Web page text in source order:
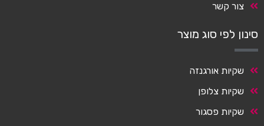
צור קשר
סינון לפי סוג מוצר
שקיות אורגנזה
שקיות צלופן
שקיות פסגור